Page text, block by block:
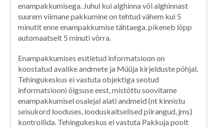
enampakkumisega. Juhul kui alghinna või alghinnast
suurem viimane pakkumine on tehtud vähem kui 5
minutit enne enampakkumise tähtaega, pikeneb lõpp
automaatselt 5 minuti võrra.
Enampakkumises esitletud informatsioon on
koostatud avalike andmete ja Müüja kirjelduste põhjal.
Tehingukeskus ei vastuta objektiga seotud
informatsiooni õigsuse eest, mistõttu soovitame
enampakkumisel osalejal alati andmeid (nt kinnistu
seisukord looduses, looduskaitselised piirangud, jms)
kontrollida. Tehingukeskus ei vastuta Pakkuja poolt